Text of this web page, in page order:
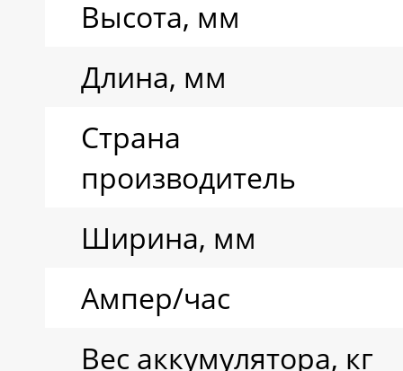
Высота, мм
Длина, мм
Страна
производитель
Ширина, мм
Ампер/час
Вес аккумулятора, кг